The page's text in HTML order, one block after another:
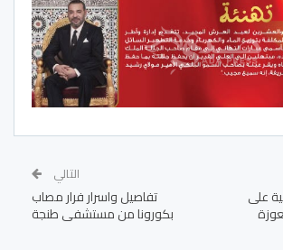
على
التالي
تفاصيل واسرار فرار مصاب
بكورونا من مستشفى طنجة